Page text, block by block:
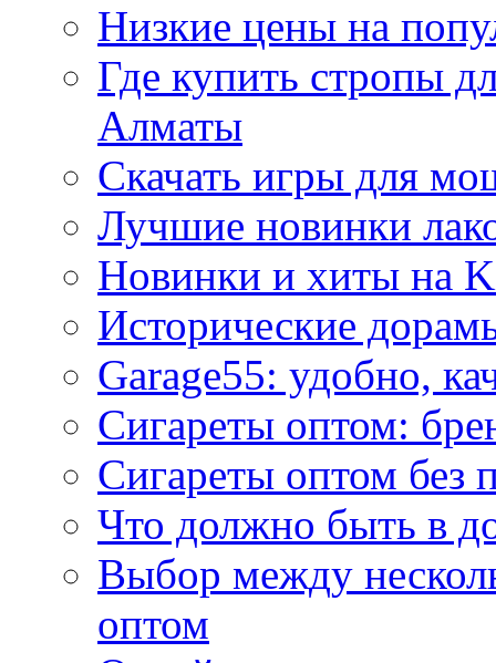
Низкие цены на
Где купить стропы
Алматы
Скачать игры для
Лучшие новинки
Новинки и хиты на
Исторические
Garage55: удобно,
Сигареты оптом:
Сигареты оптом без
Что должно быть в
Выбор между
оптом